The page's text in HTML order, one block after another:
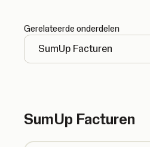
Gerelateerde onderdelen
SumUp Facturen
SumUp Facturen